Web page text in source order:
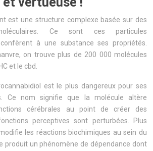
est une structure complexe basée sur des
Ce sont ces particules
à une substance ses propriétés.
on trouve plus de 200 000 molécules
et le cbd.
est le plus dangereux pour ses
Ce nom signifie que la molécule altère
cérébrales au point de créer des
perceptives sont perturbées. Plus
les réactions biochimiques au sein du
produit un phénomène de dépendance dont